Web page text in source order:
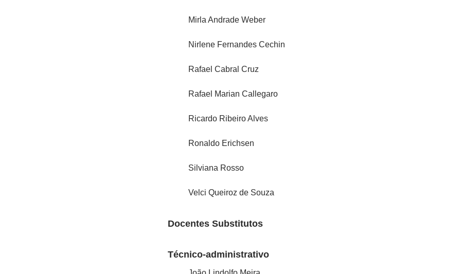
Mirla Andrade Weber
Nirlene Fernandes Cechin
Rafael Cabral Cruz
Rafael Marian Callegaro
Ricardo Ribeiro Alves
Ronaldo Erichsen
Silviana Rosso
Velci Queiroz de Souza
Docentes Substitutos
Técnico-administrativo